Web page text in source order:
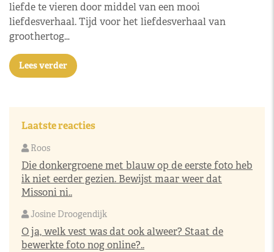
liefde te vieren door middel van een mooi
liefdesverhaal. Tijd voor het liefdesverhaal van
groothertog…
Lees verder
Laatste reacties
Roos
Die donkergroene met blauw op de eerste foto heb
ik niet eerder gezien. Bewijst maar weer dat
Missoni ni..
Josine Droogendijk
O ja, welk vest was dat ook alweer? Staat de
bewerkte foto nog online?..